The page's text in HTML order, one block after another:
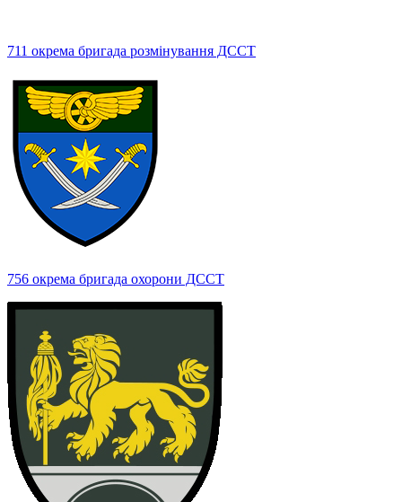
711 окрема бригада розмінування ДССТ
756 окрема бригада охорони ДССТ